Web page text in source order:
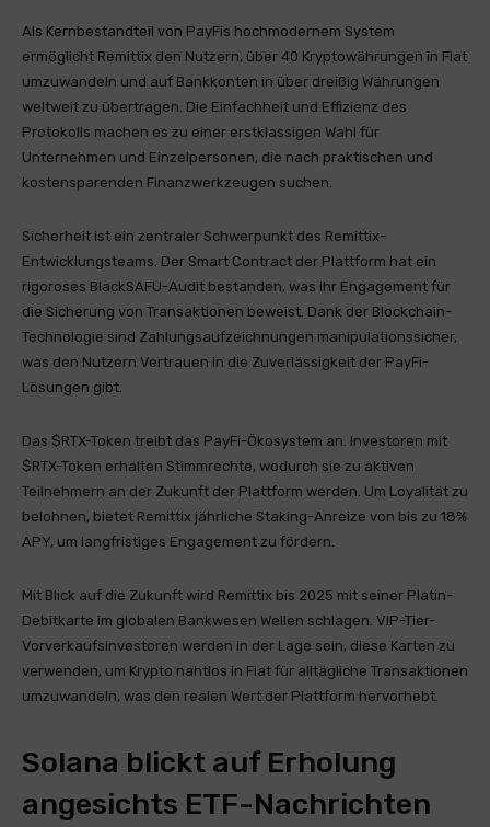
Als Kernbestandteil von PayFis hochmodernem System
ermöglicht Remittix den Nutzern, über 40 Kryptowährungen in Fiat
umzuwandeln und auf Bankkonten in über dreißig Währungen
weltweit zu übertragen. Die Einfachheit und Effizienz des
Protokolls machen es zu einer erstklassigen Wahl für
Unternehmen und Einzelpersonen, die nach praktischen und
kostensparenden Finanzwerkzeugen suchen.
Sicherheit ist ein zentraler Schwerpunkt des Remittix-
Entwicklungsteams. Der Smart Contract der Plattform hat ein
rigoroses BlackSAFU-Audit bestanden, was ihr Engagement für
die Sicherung von Transaktionen beweist. Dank der Blockchain-
Technologie sind Zahlungsaufzeichnungen manipulationssicher,
was den Nutzern Vertrauen in die Zuverlässigkeit der PayFi-
Lösungen gibt.
Das $RTX-Token treibt das PayFi-Ökosystem an. Investoren mit
$RTX-Token erhalten Stimmrechte, wodurch sie zu aktiven
Teilnehmern an der Zukunft der Plattform werden. Um Loyalität zu
belohnen, bietet Remittix jährliche Staking-Anreize von bis zu 18%
APY, um langfristiges Engagement zu fördern.
Mit Blick auf die Zukunft wird Remittix bis 2025 mit seiner Platin-
Debitkarte im globalen Bankwesen Wellen schlagen. VIP-Tier-
Vorverkaufsinvestoren werden in der Lage sein, diese Karten zu
verwenden, um Krypto nahtlos in Fiat für alltägliche Transaktionen
umzuwandeln, was den realen Wert der Plattform hervorhebt.
Solana blickt auf Erholung
angesichts ETF-Nachrichten